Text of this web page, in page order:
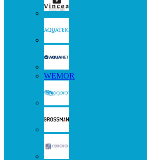
WEMOR